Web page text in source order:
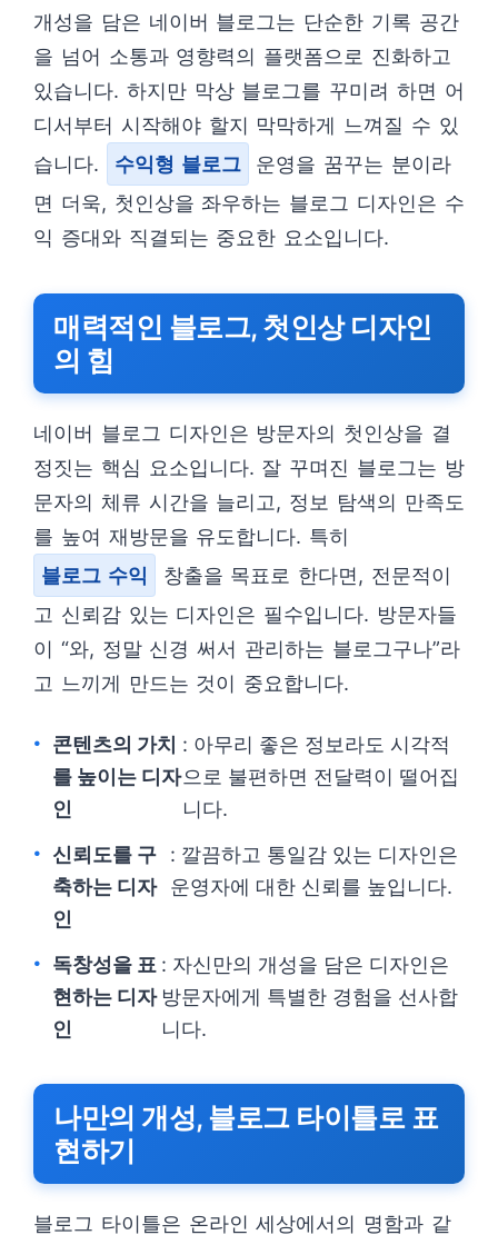
개성을 담은 네이버 블로그는 단순한 기록 공간
을 넘어 소통과 영향력의 플랫폼으로 진화하고
있습니다. 하지만 막상 블로그를 꾸미려 하면 어
디서부터 시작해야 할지 막막하게 느껴질 수 있
습니다.
수익형 블로그
운영을 꿈꾸는 분이라
면 더욱, 첫인상을 좌우하는 블로그 디자인은 수
익 증대와 직결되는 중요한 요소입니다.
매력적인 블로그, 첫인상 디자인
의 힘
네이버 블로그 디자인은 방문자의 첫인상을 결
정짓는 핵심 요소입니다. 잘 꾸며진 블로그는 방
문자의 체류 시간을 늘리고, 정보 탐색의 만족도
를 높여 재방문을 유도합니다. 특히
블로그 수익
창출을 목표로 한다면, 전문적이
고 신뢰감 있는 디자인은 필수입니다. 방문자들
이 “와, 정말 신경 써서 관리하는 블로그구나”라
고 느끼게 만드는 것이 중요합니다.
콘텐츠의 가치
를 높이는 디자
인
: 아무리 좋은 정보라도 시각적
으로 불편하면 전달력이 떨어집
니다.
신뢰도를 구
축하는 디자
인
: 깔끔하고 통일감 있는 디자인은
운영자에 대한 신뢰를 높입니다.
독창성을 표
현하는 디자
인
: 자신만의 개성을 담은 디자인은
방문자에게 특별한 경험을 선사합
니다.
나만의 개성, 블로그 타이틀로 표
현하기
블로그 타이틀은 온라인 세상에서의 명함과 같